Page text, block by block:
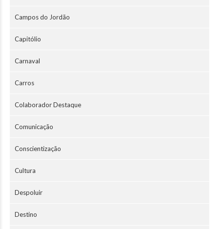
Campos do Jordão
Capitólio
Carnaval
Carros
Colaborador Destaque
Comunicação
Conscientização
Cultura
Despoluir
Destino